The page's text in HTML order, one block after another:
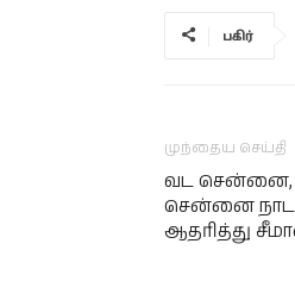
பகிர்
முந்தைய செய்தி
வட சென்னை,
சென்னை
ஆதரித்து